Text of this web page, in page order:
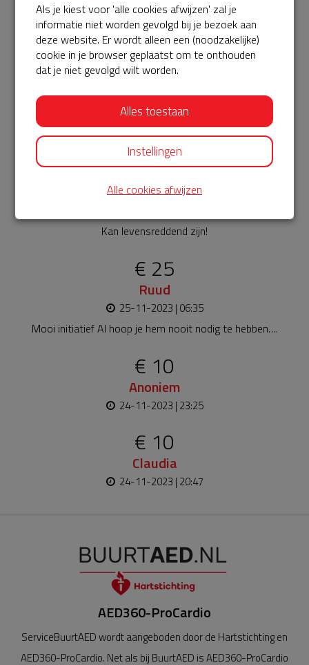
Laatste donaties
Bekijk alle
€ 15
Peter
25-11-2023 | 22:52
Erg belangrijk. Je redt er levens mee.
€ 25
Yolanda
Kan levensreddend zijn!
€ 25
Ruud
25-11-2023 | 06:35
Mooi initiatief Al hoop je hem nooit nodig te hebben….
€ 10
Anoniem
24-11-2023 | 23:25
€ 10
Claudia
24-11-2023 | 20:47
AED360-ProCardio
ServiceBuurtAED wordt aangeboden door de Hartstichting en
AED360-ProCardio. Net als bij BuurtAED is AED360-ProCardio
Als je kiest voor 'alle cookies afwijzen' zal je
informatie niet worden gevolgd bij je bezoek aan
deze website. Er wordt alleen een (noodzakelijke)
cookie in je browser geplaatst om te onthouden
dat je niet gevolgd wilt worden.
Alles toestaan
Instellingen
Alle cookies afwijzen